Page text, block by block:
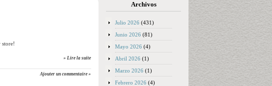
store!
» Lire la suite
Ajouter un commentaire »
Archivos
Julio 2026 (431)
Junio 2026 (81)
Mayo 2026 (4)
Abril 2026 (1)
Marzo 2026 (1)
Febrero 2026 (4)